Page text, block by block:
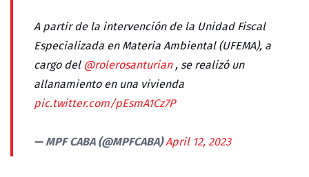
A partir de la intervención de la Unidad Fiscal
Especializada en Materia Ambiental (UFEMA), a
cargo del@rolerosanturian, se realizó un
allanamiento en una vivienda
pic.twitter.com/pEsmA1Cz7P
— MPF CABA (@MPFCABA)April 12, 2023